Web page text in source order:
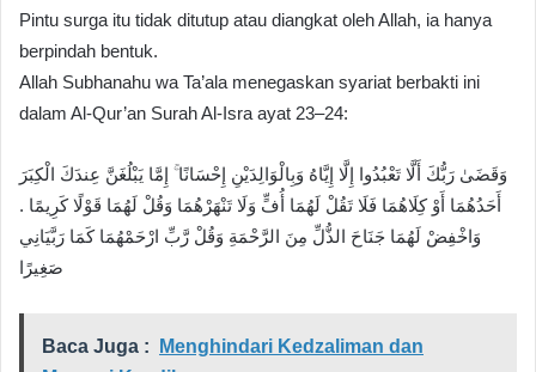
Pintu surga itu tidak ditutup atau diangkat oleh Allah, ia hanya
berpindah bentuk.
Allah Subhanahu wa Ta’ala menegaskan syariat berbakti ini
dalam Al-Qur’an Surah Al-Isra ayat 23–24:
وَقَضَىٰ رَبُّكَ أَلَّا تَعْبُدُوا إِلَّا إِيَّاهُ وَبِالْوَالِدَيْنِ إِحْسَانًا ۚ إِمَّا يَبْلُغَنَّ عِندَكَ الْكِبَرَ
أَحَدُهُمَا أَوْ كِلَاهُمَا فَلَا تَقُلْ لَهُمَا أُفٍّ وَلَا تَنْهَرْهُمَا وَقُلْ لَهُمَا قَوْلًا كَرِيمًا .
وَاخْفِضْ لَهُمَا جَنَاحَ الذُّلِّ مِنَ الرَّحْمَةِ وَقُلْ رَّبِّ ارْحَمْهُمَا كَمَا رَبَّيَانِي
صَغِيرًا
Baca Juga :
Menghindari Kedzaliman dan